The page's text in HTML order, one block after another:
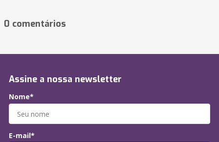
0 comentários
Assine a nossa newsletter
Nome*
E-mail*